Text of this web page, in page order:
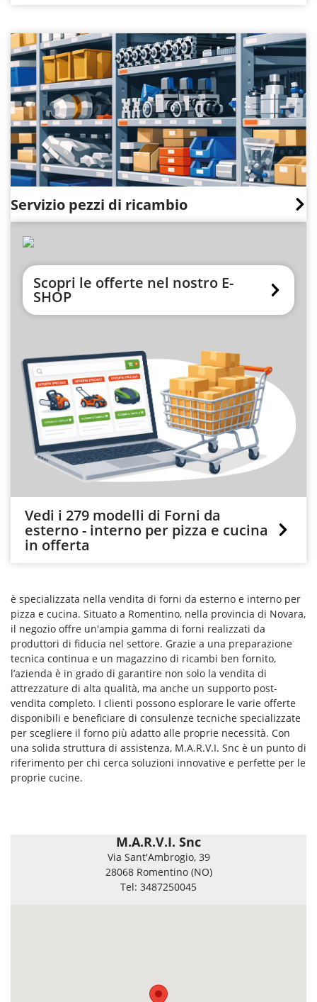
Servizio pezzi di ricambio
Scopri le offerte nel nostro E-
SHOP
Vedi i 279 modelli di Forni da
esterno - interno per pizza e cucina
in offerta
è specializzata nella vendita di forni da esterno e interno per
pizza e cucina. Situato a Romentino, nella provincia di Novara,
il negozio offre un'ampia gamma di forni realizzati da
produttori di fiducia nel settore. Grazie a una preparazione
tecnica continua e un magazzino di ricambi ben fornito,
l’azienda è in grado di garantire non solo la vendita di
attrezzature di alta qualità, ma anche un supporto post-
vendita completo. I clienti possono esplorare le varie offerte
disponibili e beneficiare di consulenze tecniche specializzate
per scegliere il forno più adatto alle proprie necessità. Con
una solida struttura di assistenza, M.A.R.V.I. Snc è un punto di
riferimento per chi cerca soluzioni innovative e perfette per le
proprie cucine.
M.A.R.V.I. Snc
Via Sant'Ambrogio, 39
28068 Romentino (NO)
Tel: 3487250045